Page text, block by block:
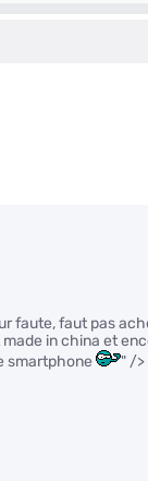
faute, faut pas
in china et
smartphone
" />